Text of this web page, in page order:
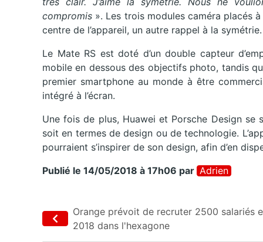
compromis ». Les trois modules caméra placés
centre de l’appareil, un autre rappel à la symétrie.
Le Mate RS est doté d’un double capteur
mobile en dessous des objectifs photo, tandis
premier smartphone au monde à être
intégré à l’écran.
Une fois de plus, Huawei et Porsche Design
soit en termes de design ou de technologie.
pourraient s’inspirer de son design, afin d’en
Publié le 14/05/2018 à 17h06 par Adrien
Orange prévoit de recruter 2500 salariés
2018 dans l'hexagone